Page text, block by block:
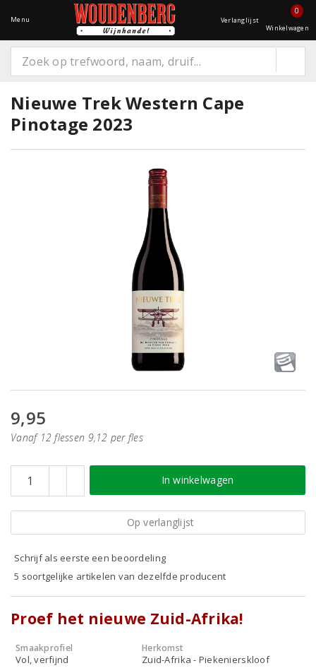
Menu Verlanglijst
0
Winkelwagen
Nieuwe Trek Western Cape
Pinotage 2023
9,95
Vanaf 12 flessen 9,12 per fles
In winkelwagen
Op verlanglijst
Schrijf als eerste een beoordeling
5 soortgelijke artikelen van dezelfde producent
Proef het nieuwe Zuid-Afrika!
Smaakprofiel
Vol, verfijnd
Herkomst
Zuid-Afrika - Piekenierskloof